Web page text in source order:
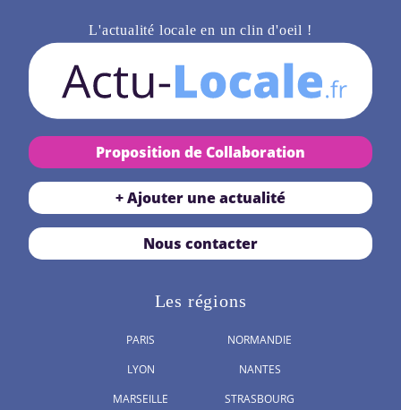
L'actualité locale en un clin d'oeil !
Proposition de Collaboration
+ Ajouter une actualité
Nous contacter
Les régions
PARIS
LYON
MARSEILLE
NORMANDIE
NANTES
STRASBOURG